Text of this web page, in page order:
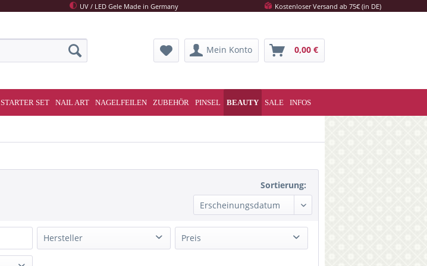
UV / LED Gele Made in Germany Kostenloser Versand ab 75€ (in DE)
Mein Konto 0,00 €
STARTER SET NAIL ART NAGELFEILEN ZUBEHÖR PINSEL BEAUTY SALE INFOS
Sortierung:
Hersteller Preis